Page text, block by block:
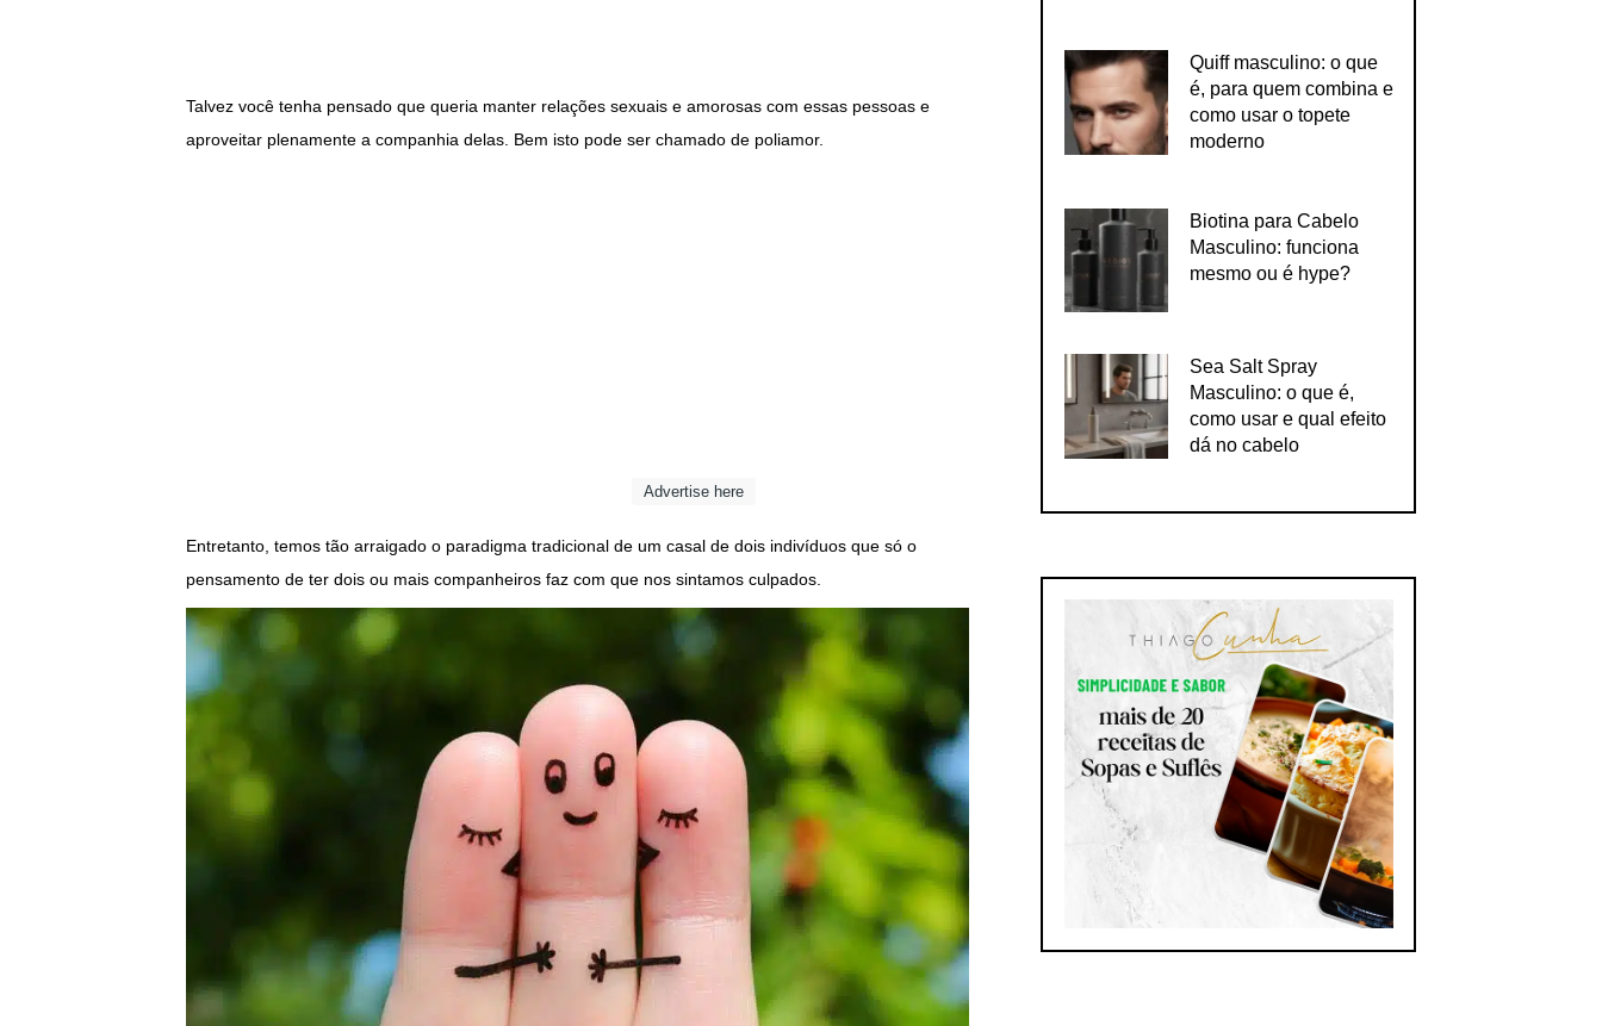
Talvez você tenha pensado que queria manter relações sexuais e amorosas com essas pessoas e
aproveitar plenamente a companhia delas. Bem isto pode ser chamado de poliamor.
Advertise here
Entretanto, temos tão arraigado o paradigma tradicional de um casal de dois indivíduos que só o
pensamento de ter dois ou mais companheiros faz com que nos sintamos culpados.
Quiff masculino: o que
é, para quem combina e
como usar o topete
moderno
Biotina para Cabelo
Masculino: funciona
mesmo ou é hype?
Sea Salt Spray
Masculino: o que é,
como usar e qual efeito
dá no cabelo